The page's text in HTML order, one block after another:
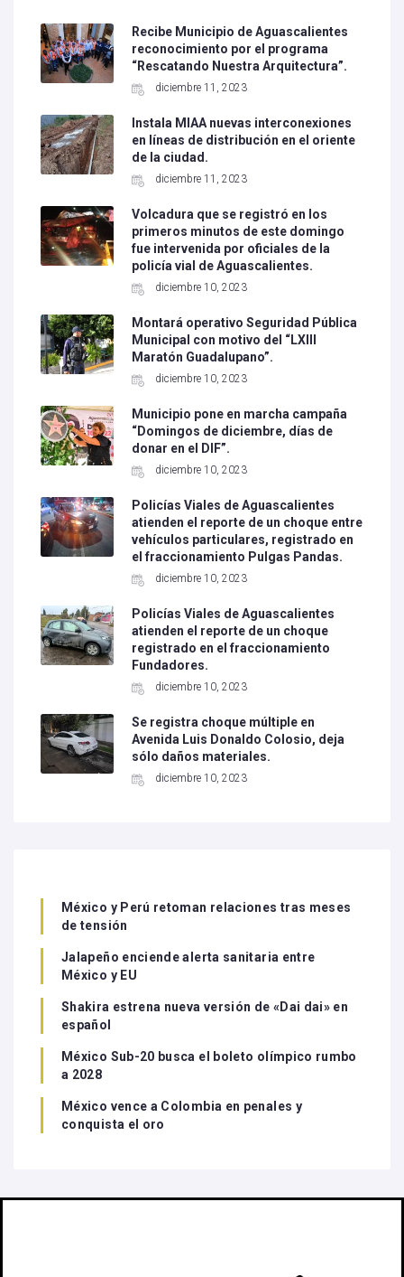
Recibe Municipio de Aguascalientes
reconocimiento por el programa
“Rescatando Nuestra Arquitectura”.
diciembre 11, 2023
Instala MIAA nuevas interconexiones
en líneas de distribución en el oriente
de la ciudad.
diciembre 11, 2023
Volcadura que se registró en los
primeros minutos de este domingo
fue intervenida por oficiales de la
policía vial de Aguascalientes.
diciembre 10, 2023
Montará operativo Seguridad Pública
Municipal con motivo del “LXIII
Maratón Guadalupano”.
diciembre 10, 2023
Municipio pone en marcha campaña
“Domingos de diciembre, días de
donar en el DIF”.
diciembre 10, 2023
Policías Viales de Aguascalientes
atienden el reporte de un choque entre
vehículos particulares, registrado en
el fraccionamiento Pulgas Pandas.
diciembre 10, 2023
Policías Viales de Aguascalientes
atienden el reporte de un choque
registrado en el fraccionamiento
Fundadores.
diciembre 10, 2023
Se registra choque múltiple en
Avenida Luis Donaldo Colosio, deja
sólo daños materiales.
diciembre 10, 2023
México y Perú retoman relaciones tras meses
de tensión
Jalapeño enciende alerta sanitaria entre
México y EU
Shakira estrena nueva versión de «Dai dai» en
español
México Sub-20 busca el boleto olímpico rumbo
a 2028
México vence a Colombia en penales y
conquista el oro